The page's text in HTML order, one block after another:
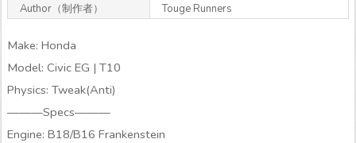
Author（制作者） Touge Runners
Make: Honda
Model: Civic EG | T10
Physics: Tweak(Anti)
———Specs———
Engine: B18/B16 Frankenstein